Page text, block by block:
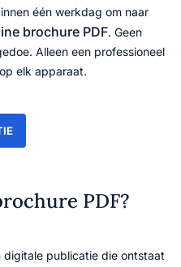
één werkdag om naar
brochure PDF. Geen
Alleen een professioneel
elk apparaat.
PDF?
digitale publicatie die ontstaat